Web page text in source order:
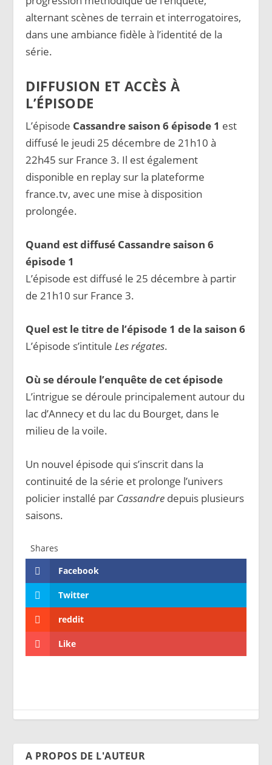
alternant scènes de terrain et interrogatoires,
dans une ambiance fidèle à l’identité de la
série.
DIFFUSION ET ACCÈS À
L’ÉPISODE
L’épisode Cassandre saison 6 épisode 1 est
diffusé le jeudi 25 décembre de 21h10 à
22h45 sur France 3. Il est également
disponible en replay sur la plateforme
france.tv, avec une mise à disposition
prolongée.
Quand est diffusé Cassandre saison 6
épisode 1
L’épisode est diffusé le 25 décembre à partir
de 21h10 sur France 3.
Quel est le titre de l’épisode 1 de la saison 6
L’épisode s’intituleLes régates.
Où se déroule l’enquête de cet épisode
L’intrigue se déroule principalement autour du
lac d’Annecy et du lac du Bourget, dans le
milieu de la voile.
Un nouvel épisode qui s’inscrit dans la
continuité de la série et prolonge l’univers
policier installé par Cassandre depuis plusieurs
saisons.
Shares
Facebook
Twitter
reddit
Like
A PROPOS DE L'AUTEUR